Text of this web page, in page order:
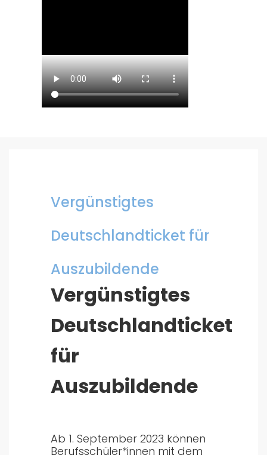
Vergünstigtes
Deutschlandticket für
Auszubildende
Vergünstigtes
Deutschlandticket
für
Auszubildende
Ab 1. September 2023 können
Berufsschüler*innen mit dem